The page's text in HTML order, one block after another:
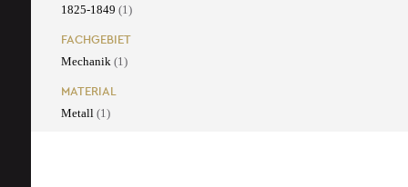
1825-1849 (1)
FACHGEBIET
Mechanik (1)
MATERIAL
Metall (1)